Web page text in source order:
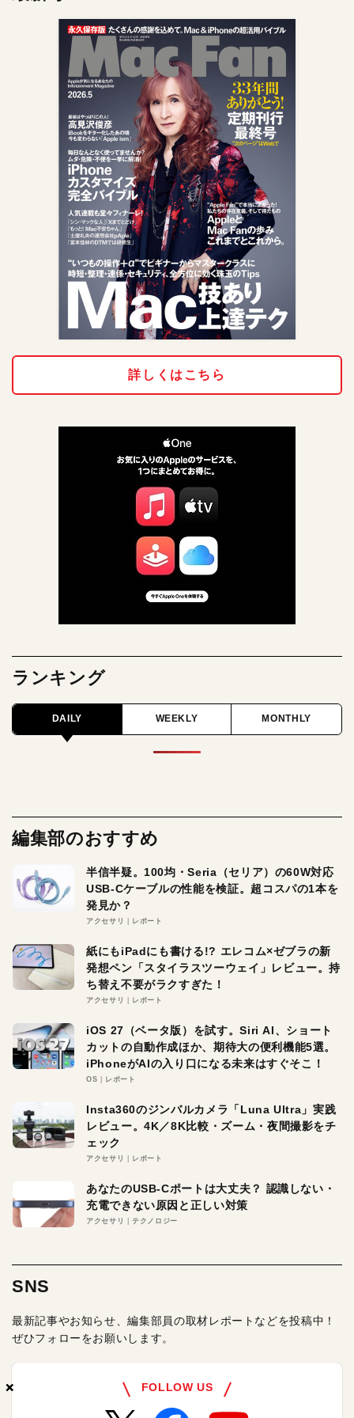
×
×
×
詳しくはこちら
ランキング
DAILY WEEKLY MONTHLY
編集部のおすすめ
半信半疑。100均・Seria（セリア）の60W対応
USB-Cケーブルの性能を検証。超コスパの1本を
発見か？
アクセサリ レポート
紙にもiPadにも書ける!? エレコム×ゼブラの新
発想ペン「スタイラスツーウェイ」レビュー。持
ち替え不要がラクすぎた！
アクセサリ レポート
iOS 27（ベータ版）を試す。Siri AI、ショート
カットの自動作成ほか、期待大の便利機能5選。
iPhoneがAIの入り口になる未来はすぐそこ！
OS レポート
Insta360のジンバルカメラ「Luna Ultra」実践
レビュー。4K／8K比較・ズーム・夜間撮影をチ
ェック
アクセサリ レポート
あなたのUSB-Cポートは大丈夫？ 認識しない・
充電できない原因と正しい対策
アクセサリ テクノロジー
SNS
最新記事やお知らせ、編集部員の取材レポートなどを投稿中！
ぜひフォローをお願いします。
FOLLOW US